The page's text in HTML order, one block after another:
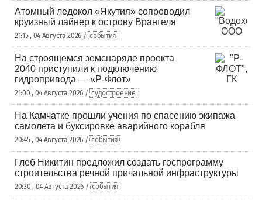
Атомный ледокол «Якутия» сопроводил
круизный лайнер к острову Врангеля
21:15 , 04 Августа 2026 / события
На строящемся земснаряде проекта
2040 приступили к подключению
гидропривода — «Р-Флот»
21:00 , 04 Августа 2026 / судостроение
На Камчатке прошли учения по спасению экипажа
самолета и буксировке аварийного корабля
20:45 , 04 Августа 2026 / события
Глеб Никитин предложил создать госпрограмму
строительства речной причальной инфраструктуры
20:30 , 04 Августа 2026 / события